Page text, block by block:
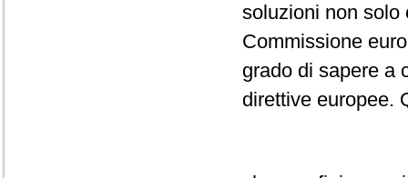
soluzioni non solo
Commissione
grado di sapere a
direttive europee.